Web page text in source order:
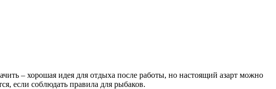
– хорошая идея для отдыха после работы, но настоящий азарт можно
если соблюдать правила для рыбаков.